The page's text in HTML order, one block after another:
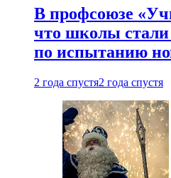
В профсоюзе
что школы
по испытанию
2 года спустя2 года спустя